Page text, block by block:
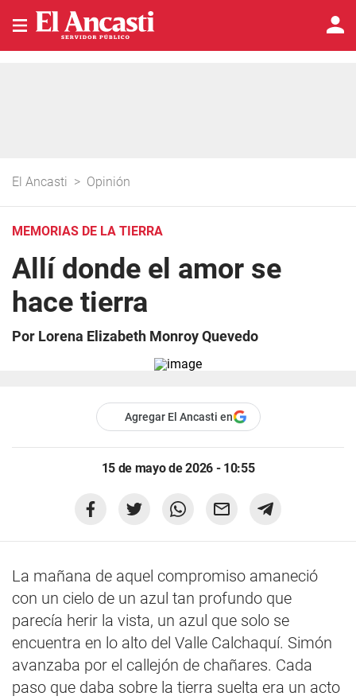
El Ancasti > Opinión
MEMORIAS DE LA TIERRA
Allí donde el amor se
hace tierra
Por Lorena Elizabeth Monroy Quevedo
Agregar El Ancasti en
15 de mayo de 2026 - 10:55
La mañana de aquel compromiso amaneció
con un cielo de un azul tan profundo que
parecía herir la vista, un azul que solo se
encuentra en lo alto del Valle Calchaquí. Simón
avanzaba por el callejón de chañares. Cada
paso que daba sobre la tierra suelta era un acto